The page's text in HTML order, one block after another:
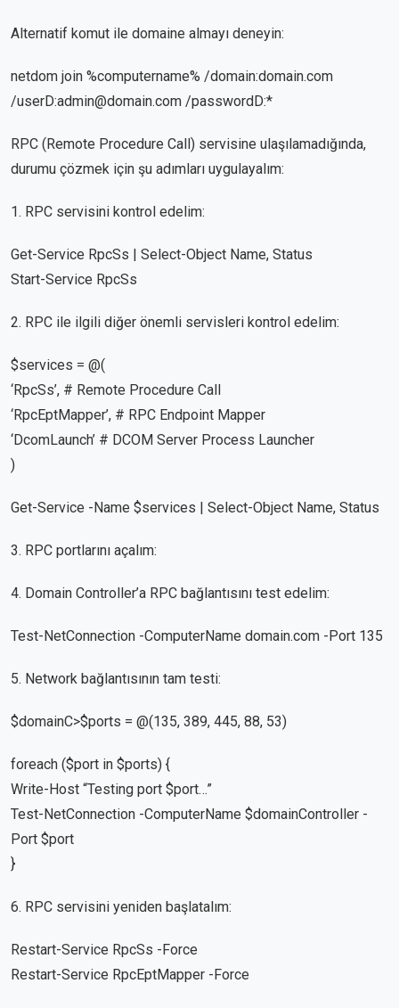
Alternatif komut ile domaine almayı deneyin:
netdom join %computername% /domain:domain.com
/userD:admin@domain.com /passwordD:*
RPC (Remote Procedure Call) servisine ulaşılamadığında,
durumu çözmek için şu adımları uygulayalım:
1. RPC servisini kontrol edelim:
Get-Service RpcSs | Select-Object Name, Status
Start-Service RpcSs
2. RPC ile ilgili diğer önemli servisleri kontrol edelim:
$services = @(
‘RpcSs’, # Remote Procedure Call
‘RpcEptMapper’, # RPC Endpoint Mapper
‘DcomLaunch’ # DCOM Server Process Launcher
)
Get-Service -Name $services | Select-Object Name, Status
3. RPC portlarını açalım:
4. Domain Controller’a RPC bağlantısını test edelim:
Test-NetConnection -ComputerName domain.com -Port 135
5. Network bağlantısının tam testi:
$domainC>$ports = @(135, 389, 445, 88, 53)
foreach ($port in $ports) {
Write-Host “Testing port $port…”
Test-NetConnection -ComputerName $domainController -
Port $port
}
6. RPC servisini yeniden başlatalım:
Restart-Service RpcSs -Force
Restart-Service RpcEptMapper -Force